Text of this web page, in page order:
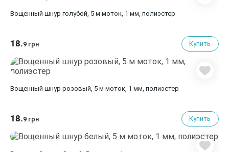
Вощенный шнур голубой, 5 м моток, 1 мм, полиэстер
18.9 грн Купить
Вощенный шнур розовый, 5 м моток, 1 мм, полиэстер
18.9 грн Купить